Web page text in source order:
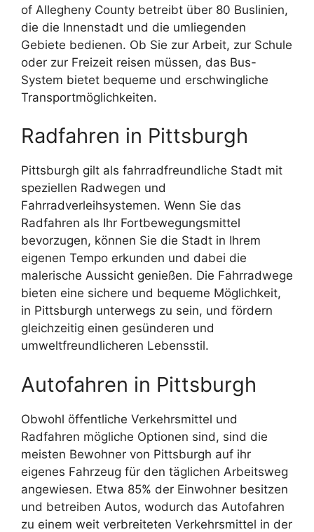
of Allegheny County betreibt über 80 Buslinien,
die die Innenstadt und die umliegenden
Gebiete bedienen. Ob Sie zur Arbeit, zur Schule
oder zur Freizeit reisen müssen, das Bus-
System bietet bequeme und erschwingliche
Transportmöglichkeiten.
Radfahren in Pittsburgh
Pittsburgh gilt als fahrradfreundliche Stadt mit
speziellen Radwegen und
Fahrradverleihsystemen. Wenn Sie das
Radfahren als Ihr Fortbewegungsmittel
bevorzugen, können Sie die Stadt in Ihrem
eigenen Tempo erkunden und dabei die
malerische Aussicht genießen. Die Fahrradwege
bieten eine sichere und bequeme Möglichkeit,
in Pittsburgh unterwegs zu sein, und fördern
gleichzeitig einen gesünderen und
umweltfreundlicheren Lebensstil.
Autofahren in Pittsburgh
Obwohl öffentliche Verkehrsmittel und
Radfahren mögliche Optionen sind, sind die
meisten Bewohner von Pittsburgh auf ihr
eigenes Fahrzeug für den täglichen Arbeitsweg
angewiesen. Etwa 85% der Einwohner besitzen
und betreiben Autos, wodurch das Autofahren
zu einem weit verbreiteten Verkehrsmittel in der